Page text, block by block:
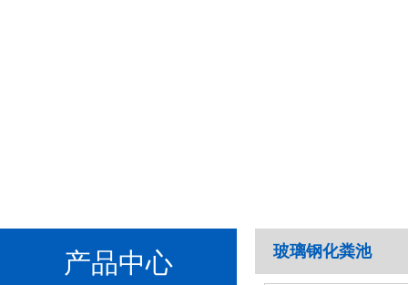
产品中心 玻璃钢化粪池